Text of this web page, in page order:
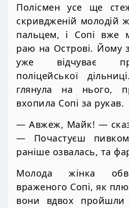
Полісмен усе ще
скривдженій молодій
пальцем, і Сопі вже
раю на Острові. Йому
уже відчуває
поліцейської
глянула на нього,
вхопила Сопі за рукав.
— Авжеж, Майк! —
— Почастуєш
раніше озвалась, та
Молода жінка
враженого Сопі, як
вони вдвох пройшли